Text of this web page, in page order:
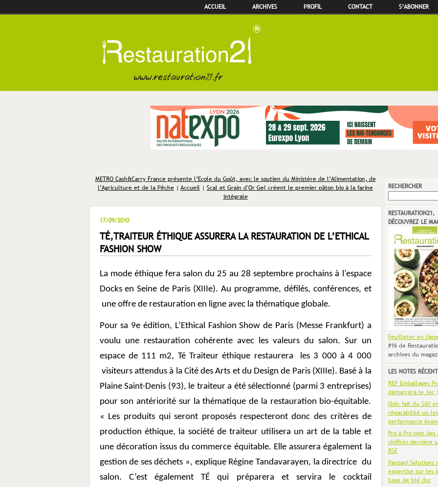
ACCUEIL ARCHIVES PROFIL CONTACT S’ABONNER
METRO Cash&Carry France présente l’Ecole du Goût, avec le soutien du Ministère de l’Alimentation, de
l’Agriculture et de la Pêche | Accueil | Scal et Grain dʼOr Gel créent le premier pâton bio à la farine
intégrale
17/09/2010
TÉ,TRAITEUR ÉTHIQUE ASSURERA LA RESTAURATION DE L’ETHICAL
FASHION SHOW
La mode éthique fera salon du 25 au 28 septembre prochains à l’espace
Docks en Seine de Paris (XIIIe). Au programme, défilés, conférences, et
une offre de restauration en ligne avec la thématique globale.
Pour sa 9e édition, L’Ethical Fashion Show de Paris (Messe Frankfurt) a
voulu une restauration cohérente avec les valeurs du salon. Sur un
espace de 111 m2, Té Traiteur éthique restaurera
les 3 000 à 4 000
visiteurs attendus à la Cité des Arts et du Design de Paris (XIIIe). Basé à la
Plaine Saint-Denis (93), le traiteur a été sélectionné (parmi 3 entreprises)
pour son antériorité sur la thématique de la restauration bio-équitable.
« Les produits qui seront proposés respecteront donc des critères de
production éthique, la société de traiteur utilisera un art de la table et
une décoration issus du commerce équitable. Elle assurera également la
gestion de ses déchets », explique Régine Tandavarayen, la directrice du
salon. C’est également TÉ qui préparera et servira le cocktail
RECHERCHER
RESTAURATION21,
DÉCOUVREZ LE
Feuilleter en
#16 de
archives du
LES NOTES
REP Emballages
démarrera le 1er
Odic fait du SAV
réparabilité un
performance
Pro à Pro met
chiffrés derrière
RSE
Panzani Solutions
expertise sur les
base de blé dur